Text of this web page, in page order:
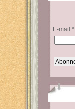
E-mail *